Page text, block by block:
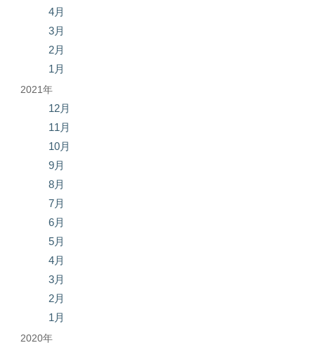
4月
3月
2月
1月
2021年
12月
11月
10月
9月
8月
7月
6月
5月
4月
3月
2月
1月
2020年